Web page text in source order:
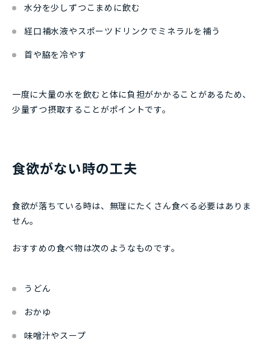
水分を少しずつこまめに飲む
経口補水液やスポーツドリンクでミネラルを補う
首や脇を冷やす
一度に大量の水を飲むと体に負担がかかることがあるため、
少量ずつ摂取することがポイントです。
食欲がない時の工夫
食欲が落ちている時は、無理にたくさん食べる必要はありま
せん。
おすすめの食べ物は次のようなものです。
うどん
おかゆ
味噌汁やスープ